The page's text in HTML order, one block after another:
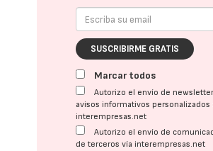
SUSCRIBIRME GRATIS
Marcar todos
Autorizo el envío de
avisos informativos personalizados
interempresas.net
Autorizo el envío de
de terceros vía interempresas.net